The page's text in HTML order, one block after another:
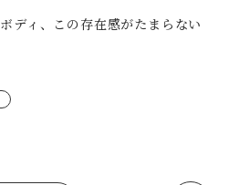
ディ、この存在感がたまらない